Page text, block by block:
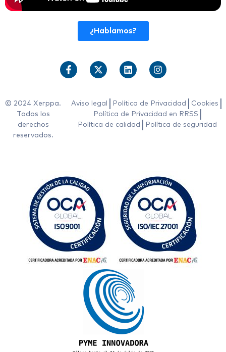
¿Hablamos?
© 2024 Xerppa.
Todos los
derechos
reservados.
Aviso legal Política de Privacidad
Cookies
Política de Privacidad en RRSS
Política de calidad
Política de seguridad